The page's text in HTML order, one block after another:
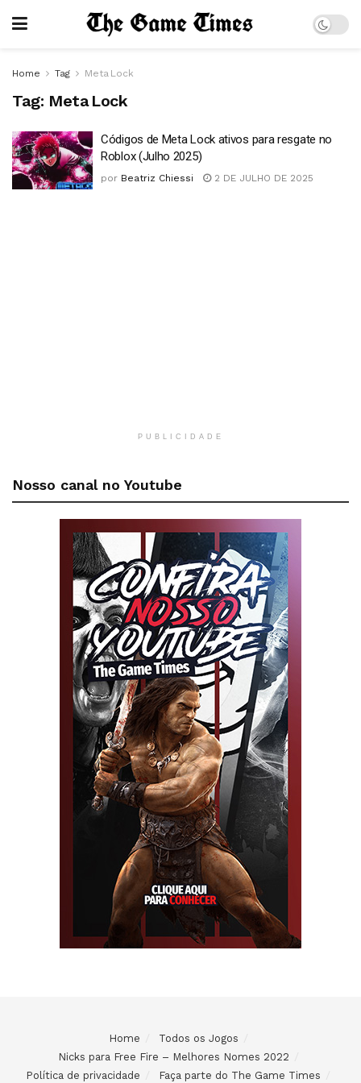
Home Tag Meta Lock
Tag: Meta Lock
Códigos de Meta Lock ativos para resgate no
Roblox (Julho 2025)
por Beatriz Chiessi 2 DE JULHO DE 2025
PUBLICIDADE
Nosso canal no Youtube
Home
Todos os Jogos
Nicks para Free Fire – Melhores Nomes 2022
Política de privacidade
Faça parte do The Game Times